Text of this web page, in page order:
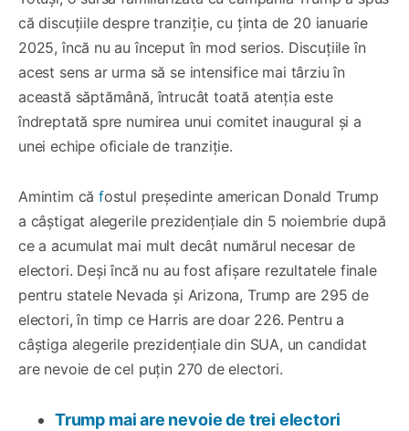
că discuțiile despre tranziție, cu ținta de 20 ianuarie
2025, încă nu au început în mod serios. Discuțiile în
acest sens ar urma să se intensifice mai târziu în
această săptămână, întrucât toată atenția este
îndreptată spre numirea unui comitet inaugural și a
unei echipe oficiale de tranziție.
Amintim căfostul președinte american Donald Trump
a câștigat alegerile prezidențiale din 5 noiembrie după
ce a acumulat mai mult decât numărul necesar de
electori. Deși încă nu au fost afișare rezultatele finale
pentru statele Nevada și Arizona, Trump are 295 de
electori, în timp ce Harris are doar 226. Pentru a
câștiga alegerile prezidențiale din SUA, un candidat
are nevoie de cel puțin 270 de electori.
Trump mai are nevoie de trei electori